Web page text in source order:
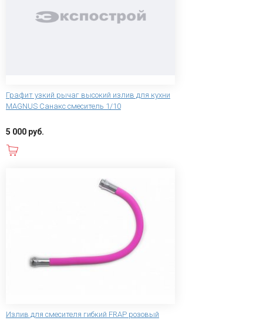
Графит узкий рычаг высокий излив для кухни
MAGNUS Санакс смеситель 1/10
5 000 руб.
Излив для смесителя гибкий FRAP розовый